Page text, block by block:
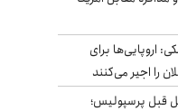
اروپایی‌ها برای
را اجیر می‌کنند
قبل پرسپولیس؛